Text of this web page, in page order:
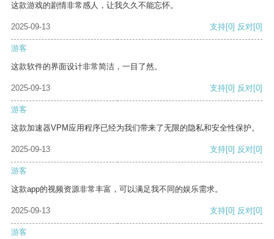
这款游戏的剧情非常感人，让我久久不能忘怀。
2025-09-13 支持[0] 反对[0]
游客
这款软件的界面设计非常简洁，一目了然。
2025-09-13 支持[0] 反对[0]
游客
这款加速器VPM应用程序已经为我们带来了无限的隐私和安全性保护。
2025-09-13 支持[0] 反对[0]
游客
这款app的视频资源非常丰富，可以满足我不同的娱乐需求。
2025-09-13 支持[0] 反对[0]
游客